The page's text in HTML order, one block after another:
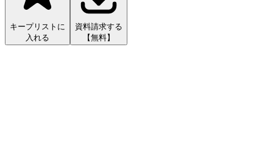
キープリストに
入れる
資料請求する
【無料】